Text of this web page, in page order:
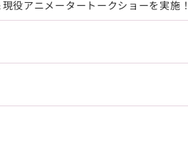
役アニメータートークショーを実施！